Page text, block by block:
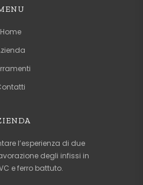
Home
l’esperienza di due
degli infissi in
e ferro battuto.